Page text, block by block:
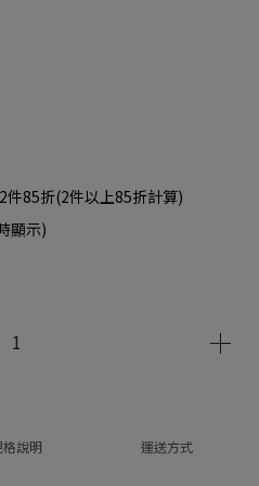
85折(2件以上85折計算)
顯示)
格說明 運送方式